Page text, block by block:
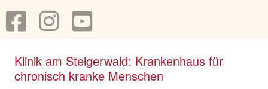
Klinik am Steigerwald: Krankenhaus für
chronisch kranke Menschen